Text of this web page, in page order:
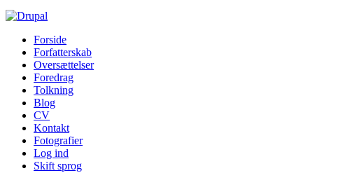
Forside
Forfatterskab
Oversættelser
Foredrag
Tolkning
Blog
CV
Kontakt
Fotografier
Log ind
Skift sprog